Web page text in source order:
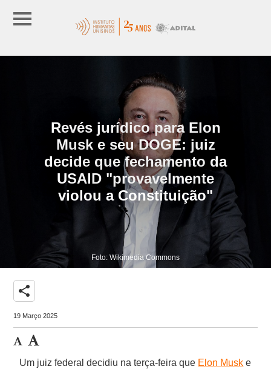
Revés jurídico para Elon
Musk e seu DOGE: juiz
decide que fechamento da
USAID "provavelmente
violou a Constituição"
Foto: Wikimedia Commons
share
19 Março 2025
Um juiz federal decidiu na terça-feira que Elon Musk e